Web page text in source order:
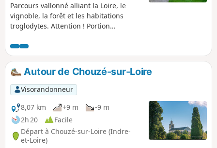
Parcours vallonné alliant la Loire, le
vignoble, la forêt et les habitations
troglodytes. Attention ! Portion
crue. Prudence en période de chasse.
Autour de Chouzé-sur-Loire
Visorandonneur
8,07 km
+9 m
-9 m
2h 20
Facile
Départ à Chouzé-sur-Loire (Indre-
et-Loire)